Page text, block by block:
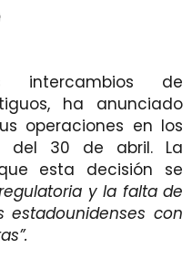
de
ha anunciado
operaciones en los
del 30 de abril. La
esta decisión se
y la falta de
estadounidenses con